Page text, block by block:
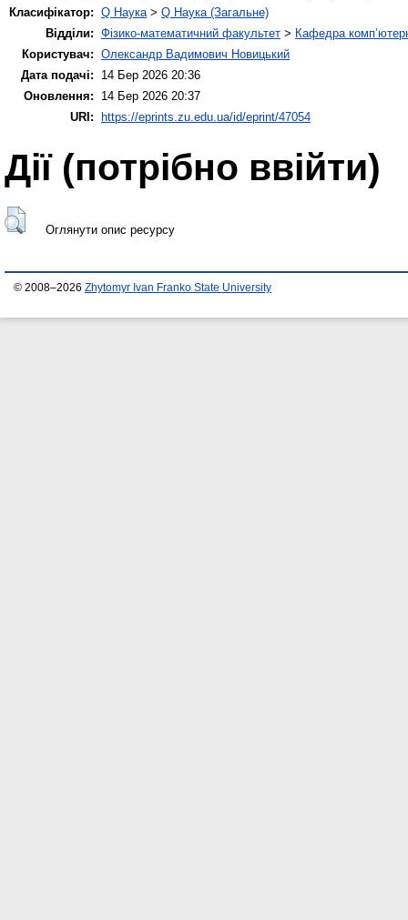
Класифікатор: Q Наука> Q Наука (Загальне)
Відділи: Фізико-математичний факультет > Кафедра
Користувач: Олександр Вадимович Новицький
Дата подачі:
14 Бер 2026 20:36
Оновлення:
14 Бер 2026 20:37
URI:
https://eprints.zu.edu.ua/id/eprint/47054
Дії ​​(потрібно ввійти)
Оглянути опис ресурсу
© 2008–2026 Zhytomyr Ivan Franko State University